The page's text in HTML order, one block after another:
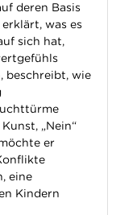
deren Basis
was es
sich hat,
beschreibt, wie
„Nein“
er
eine
Kindern